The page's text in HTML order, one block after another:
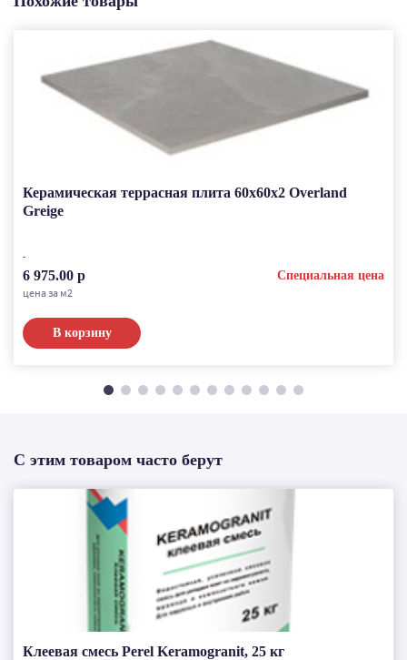
Керамическая террасная плита 60x60x2 Overland
Greige
6 975.00 р
Специальная цена
цена за м2
В корзину
С этим товаром часто берут
Клеевая смесь Perel Keramogranit, 25 кг